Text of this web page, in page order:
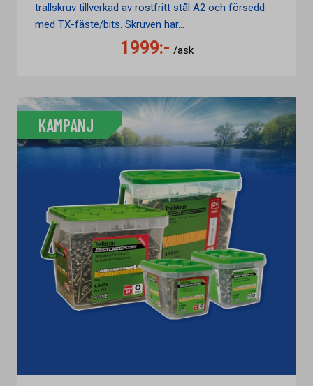
trallskruv tillverkad av rostfritt stål A2 och försedd
med TX-fäste/bits. Skruven har...
1999:- /ask
KAMPANJ